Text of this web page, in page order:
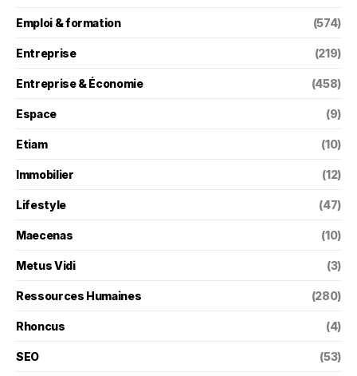
Emploi & formation (574)
Entreprise (219)
Entreprise & Économie (458)
Espace (9)
Etiam (10)
Immobilier (12)
Lifestyle (47)
Maecenas (10)
Metus Vidi (3)
Ressources Humaines (280)
Rhoncus (4)
SEO (53)